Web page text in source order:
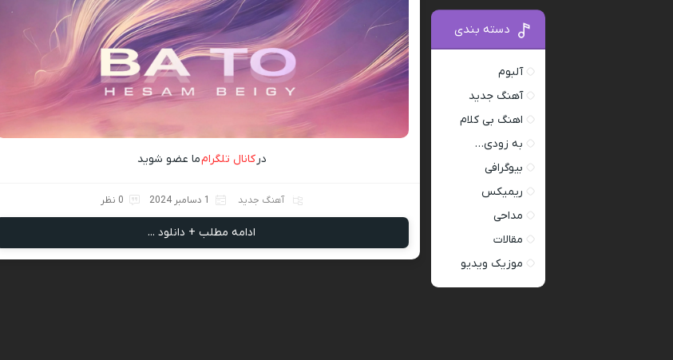
درکانال تلگرامما عضو شوید
آهنگ جدید 1 دسامبر 2024 0 نظر
ادامه مطلب + دانلود ...
دسته بندی
آلبوم
آهنگ جدید
اهنگ بی کلام
به زودی…
بیوگرافی
ریمیکس
مداحی
مقالات
موزیک ویدیو